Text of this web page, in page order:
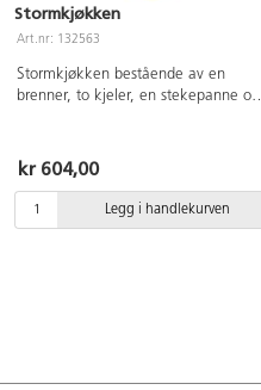
Stormkjøkken
Art.nr: 132563
Stormkjøkken bestående av en
brenner, to kjeler, en stekepanne og
slags vær. Pakket til en kompakt
enhet som tar minimal plass.
kr 604,00
Legg i handlekurven